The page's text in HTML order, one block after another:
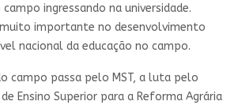
ingressando na universidade.
importante no desenvolvimento
nacional da educação no campo.
campo passa pelo MST, a luta pelo
Ensino Superior para a Reforma Agrária